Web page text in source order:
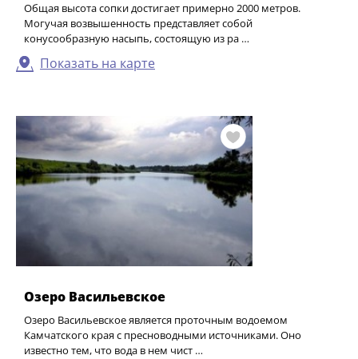
Общая высота сопки достигает примерно 2000 метров.
Могучая возвышенность представляет собой
конусообразную насыпь, состоящую из ра …
Показать на карте
Озеро Васильевское
Озеро Васильевское является проточным водоемом
Камчатского края с пресноводными источниками. Оно
известно тем, что вода в нем чист …